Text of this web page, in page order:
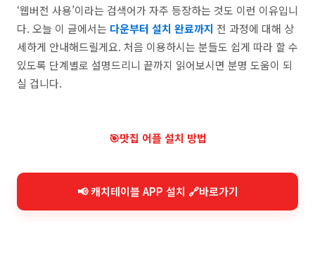
‘웹버전 사용’이라는 검색어가 자주 등장하는 것도 이런 이유입니
다. 오늘 이 글에서는 다운부터 설치 완료까지 전 과정에 대해 상
세하게 안내해드릴게요. 처음 이용하시는 분들도 쉽게 따라 할 수
있도록 단계별로 설명드리니 끝까지 읽어보시면 분명 도움이 되
실 겁니다.
🎯맛집 어플 설치 방법
📢 캐치테이블 APP 설치 🔗바로가기